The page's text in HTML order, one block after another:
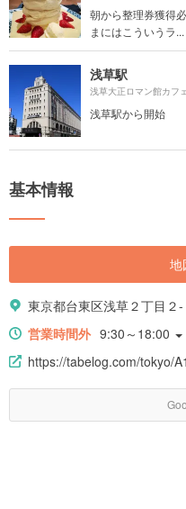
朝から整理券獲得
まにはこういうラ...
浅草駅
浅草大正ロマン館カフ
浅草駅から開始
基本情報
地
東京都台東区浅草２丁目２-
営業時間外 9:30～18:00
https://tabelog.com/tokyo/